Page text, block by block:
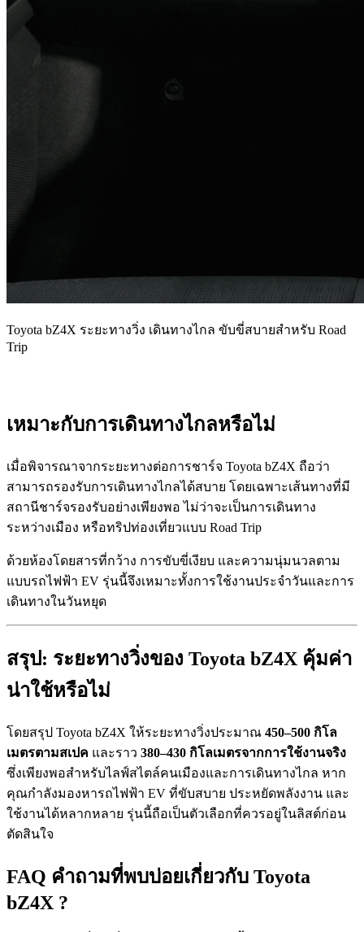
Toyota bZ4X ระยะทางวิ่ง เดินทางไกล ขับขี่สบายสำหรับ Road
Trip
เหมาะกับการเดินทางไกลหรือไม่
เมื่อพิจารณาจากระยะทางต่อการชาร์จ Toyota bZ4X ถือว่า
สามารถรองรับการเดินทางไกลได้สบาย โดยเฉพาะเส้นทางที่มี
สถานีชาร์จรองรับอย่างเพียงพอ ไม่ว่าจะเป็นการเดินทาง
ระหว่างเมือง หรือทริปท่องเที่ยวแบบ Road Trip
ด้วยห้องโดยสารที่กว้าง การขับขี่เงียบ และความนุ่มนวลตาม
แบบรถไฟฟ้า EV รุ่นนี้จึงเหมาะทั้งการใช้งานประจำวันและการ
เดินทางในวันหยุด
สรุป: ระยะทางวิ่งของ Toyota bZ4X คุ้มค่า
น่าใช้หรือไม่
โดยสรุป Toyota bZ4X ให้ระยะทางวิ่งประมาณ 450–500 กิโล
เมตรตามสเปค และราว 380–430 กิโลเมตรจากการใช้งานจริง
ซึ่งเพียงพอสำหรับไลฟ์สไตล์คนเมืองและการเดินทางไกล หาก
คุณกำลังมองหารถไฟฟ้า EV ที่ขับสบาย ประหยัดพลังงาน และ
ใช้งานได้หลากหลาย รุ่นนี้ถือเป็นตัวเลือกที่ควรอยู่ในลิสต์ก่อน
ตัดสินใจ
FAQ คำถามที่พบบ่อยเกี่ยวกับ Toyota
bZ4X ?